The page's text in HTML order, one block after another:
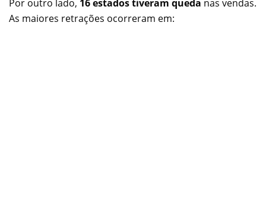
Por outro lado, 16 estados tiveram queda nas vendas.
As maiores retrações ocorreram em: